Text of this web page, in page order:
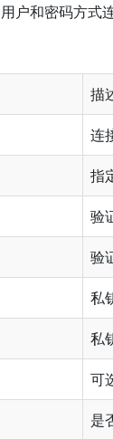
户和密码方式
描
连
指
验
验
私
私
可
是